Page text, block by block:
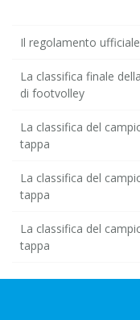
Il regolamento
La classifica finale
di footvolley
La classifica del
tappa
La classifica del
tappa
La classifica del
tappa